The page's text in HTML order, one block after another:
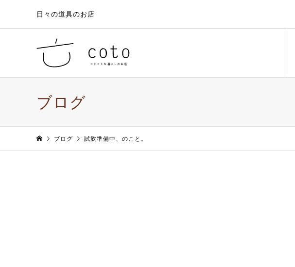
日々の道具のお店
ブログ
ブログ 試飲準備中、のこと。